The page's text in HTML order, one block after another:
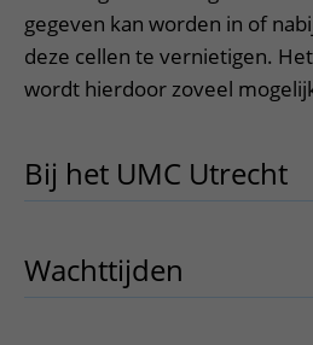
gegeven kan worden in of
deze cellen te vernietigen.
wordt hierdoor zoveel
Bij het UMC Utrecht
Wachttijden